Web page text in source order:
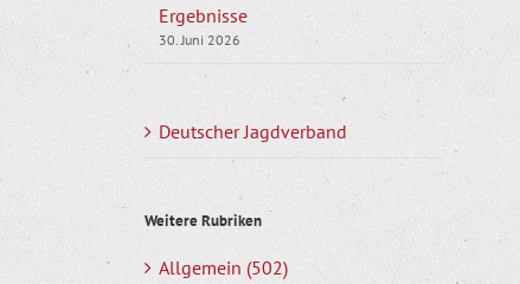
Ergebnisse
30. Juni 2026
Deutscher Jagdverband
Weitere Rubriken
Allgemein (502)